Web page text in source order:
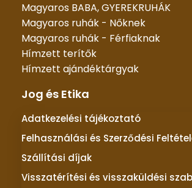
Magyaros BABA, GYEREKRUHÁK
Magyaros ruhák - Nőknek
Magyaros ruhák - Férfiaknak
Hímzett terítők
Hímzett ajándéktárgyak
Jog és Etika
Adatkezelési tájékoztató
Felhasználási és Szerződési
Szállítási díjak
Visszatérítési és visszaküldési